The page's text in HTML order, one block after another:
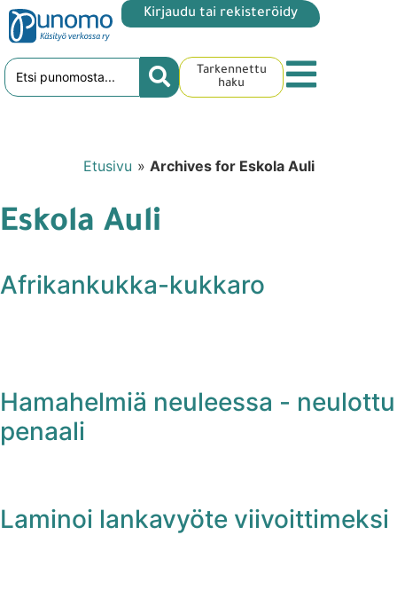
Kirjaudu tai rekisteröidy
Tarkennettu
haku
Etusivu » Archives for Eskola Auli
Eskola Auli
Afrikankukka-kukkaro
Hamahelmiä neuleessa - neulottu
penaali
Laminoi lankavyöte viivoittimeksi